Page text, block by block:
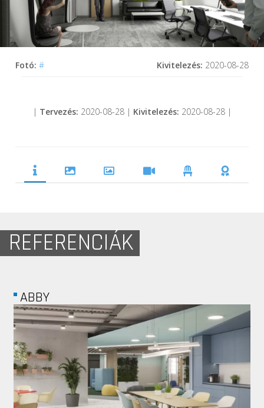
Fotó:# Kivitelezés: 2020-08-28
| Tervezés: 2020-08-28 | Kivitelezés: 2020-08-28 |
REFERENCIÁK